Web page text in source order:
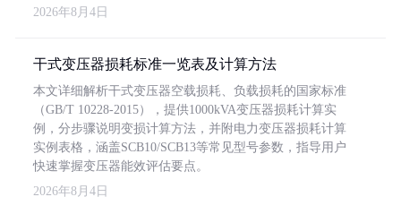
2026年8月4日
干式变压器损耗标准一览表及计算方法
本文详细解析干式变压器空载损耗、负载损耗的国家标准
（GB/T 10228-2015），提供1000kVA变压器损耗计算实
例，分步骤说明变损计算方法，并附电力变压器损耗计算
实例表格，涵盖SCB10/SCB13等常见型号参数，指导用户
快速掌握变压器能效评估要点。
2026年8月4日